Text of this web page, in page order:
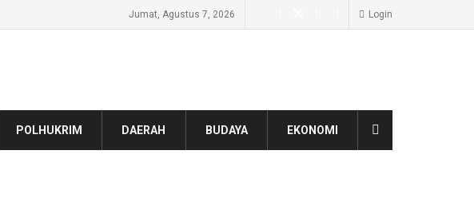
Jumat, Agustus 7, 2026 Login
POLHUKRIM DAERAH BUDAYA EKONOMI